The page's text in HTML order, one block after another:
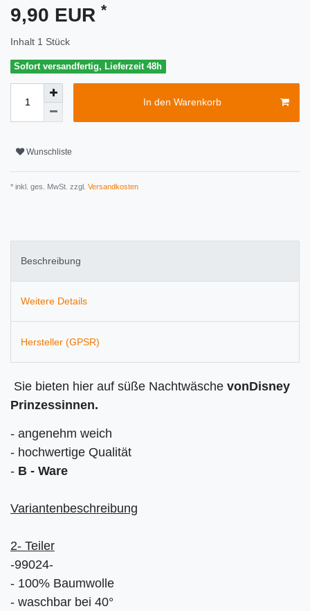
9,90 EUR *
Inhalt 1 Stück
Sofort versandfertig, Lieferzeit 48h
In den Warenkorb
Wunschliste
* inkl. ges. MwSt. zzgl. Versandkosten
Beschreibung
Weitere Details
Hersteller (GPSR)
Sie bieten hier auf süße Nachtwäsche vonDisney
Prinzessinnen.
- angenehm weich
- hochwertige Qualität
- B - Ware
Variantenbeschreibung
2- Teiler
-99024-
- 100% Baumwolle
- waschbar bei 40°